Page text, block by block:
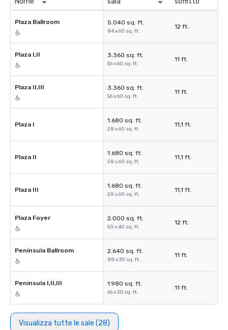
Plaza Ballroom 5.040 sq. ft.
84 x 60 sq. ft.
12 ft.
Plaza I,II 3.360 sq. ft.
56 x 60 sq. ft.
11 ft.
Plaza II,III 3.360 sq. ft.
56 x 60 sq. ft.
11 ft.
Plaza I
1.680 sq. ft.
28 x 60 sq. ft.
11,1 ft.
Plaza II
1.680 sq. ft.
28 x 60 sq. ft.
11,1 ft.
Plaza III
1.680 sq. ft.
28 x 60 sq. ft.
11,1 ft.
Plaza Foyer 2.000 sq. ft.
50 x 40 sq. ft.
12 ft.
Peninsula Ballroom 2.640 sq. ft.
88 x 30 sq. ft.
11 ft.
Peninsula I,II,III 1.980 sq. ft.
66 x 30 sq. ft.
11 ft.
Visualizza tutte le sale (28)